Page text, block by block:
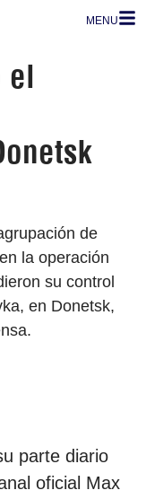
MENU
el
de
la operación
su control
en Donetsk,
parte diario
oficial Max